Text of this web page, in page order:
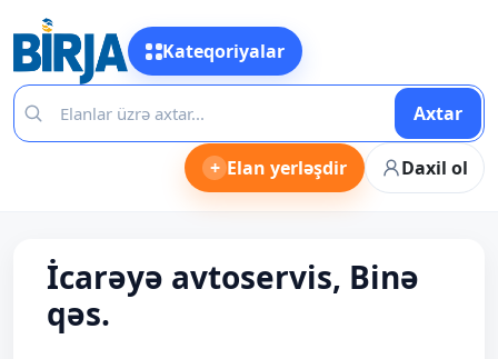
Kateqoriyalar
Axtar
+ Elan yerləşdir Daxil ol
İcarəyə avtoservis, Binə
qəs.